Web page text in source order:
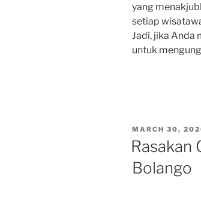
yang
setiap
Jadi, jika Anda
untuk
POSTED
MARCH 30,
Rasakan
Bolango